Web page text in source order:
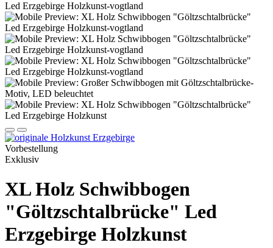
Vorbestellung
Exklusiv
XL Holz Schwibbogen
"Göltzschtalbrücke" Led
Erzgebirge Holzkunst